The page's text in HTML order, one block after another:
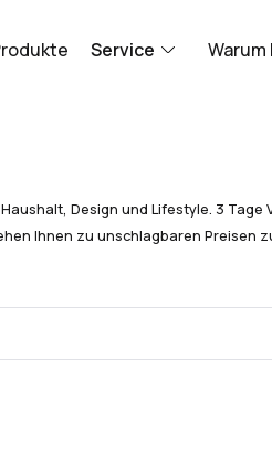
Service
Design und Lifestyle. 3 Tage
Ihnen zu unschlagbaren Preisen